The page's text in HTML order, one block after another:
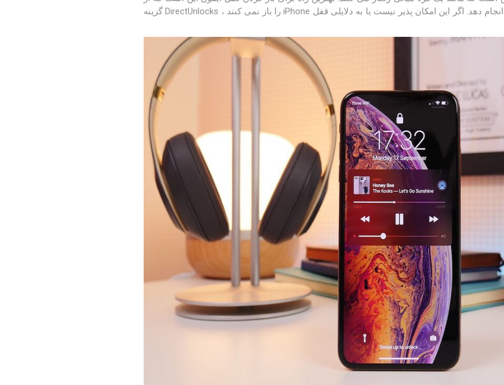
شبکه تلفن همراه خود بخواهید این کار را انجام دهد. اگر این امکان پذیر نیست یا به دلایلی قفل iPhone را باز نمی کنند ، DirectUnlocks گزینه